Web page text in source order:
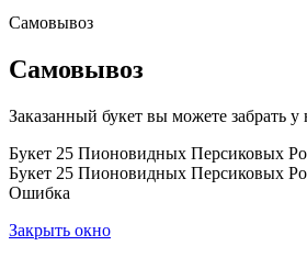
Самовывоз
Самовывоз
Заказанный букет вы можете забрать
Букет 25 Пионовидных Персиковых
Букет 25 Пионовидных Персиковых
Ошибка
Закрыть окно